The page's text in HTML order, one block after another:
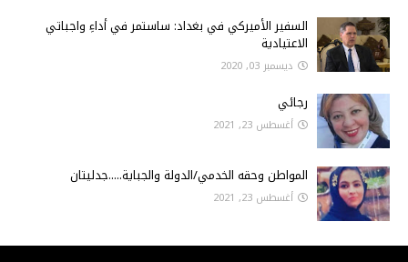
السفير الأميركي في بغداد: ساستمر في أداءِ واجباتي
الاعتيادية
ديسمبر 03, 2020
رجائي
أغسطس 23, 2021
المواطن وحقه الخدمي/الدولة والجباية.....جدليتان
أغسطس 23, 2021